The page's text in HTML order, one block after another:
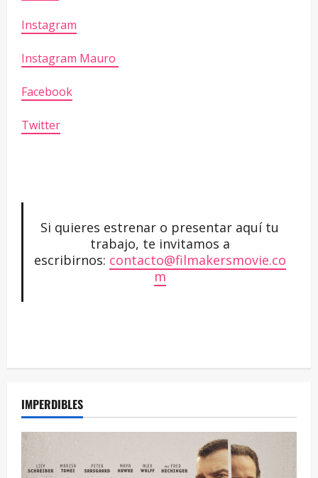
Instagram
​Instagram Mauro
Facebook
Twitter
Si quieres estrenar o presentar aquí tu
trabajo, te invitamos a
escribirnos: contacto@filmakersmovie.co
m
IMPERDIBLES